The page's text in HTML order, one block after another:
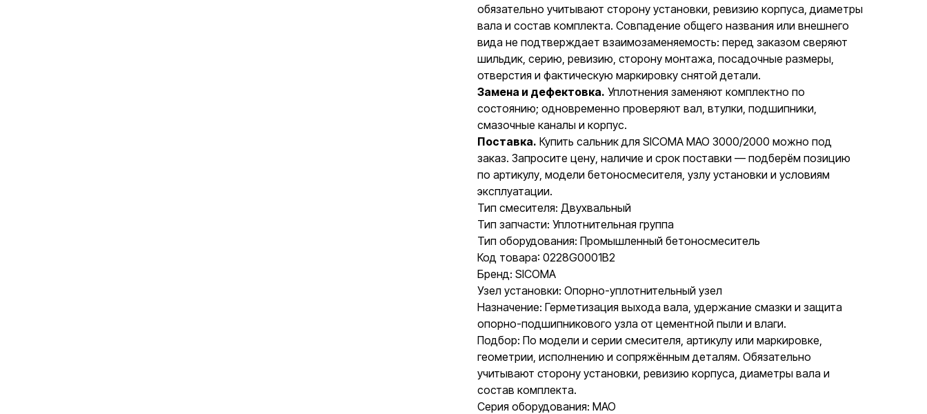
обязательно учитывают сторону установки, ревизию корпуса, диаметры
вала и состав комплекта. Совпадение общего названия или внешнего
вида не подтверждает взаимозаменяемость: перед заказом сверяют
шильдик, серию, ревизию, сторону монтажа, посадочные размеры,
отверстия и фактическую маркировку снятой детали.
Замена и дефектовка. Уплотнения заменяют комплектно по
состоянию; одновременно проверяют вал, втулки, подшипники,
смазочные каналы и корпус.
Поставка. Купить сальник для SICOMA MAO 3000/2000 можно под
заказ. Запросите цену, наличие и срок поставки — подберём позицию
по артикулу, модели бетоносмесителя, узлу установки и условиям
эксплуатации.
Тип смесителя: Двухвальный
Тип запчасти: Уплотнительная группа
Тип оборудования: Промышленный бетоносмеситель
Код товара: 0228G0001B2
Бренд: SICOMA
Узел установки: Опорно-уплотнительный узел
Назначение: Герметизация выхода вала, удержание смазки и защита
опорно-подшипникового узла от цементной пыли и влаги.
Подбор: По модели и серии смесителя, артикулу или маркировке,
геометрии, исполнению и сопряжённым деталям. Обязательно
учитывают сторону установки, ревизию корпуса, диаметры вала и
состав комплекта.
Серия оборудования: MAO